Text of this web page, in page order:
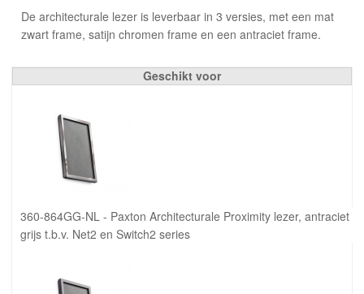
De architecturale lezer is leverbaar in 3 versies, met een mat
zwart frame, satijn chromen frame en een antraciet frame.
Geschikt voor
360-864GG-NL - Paxton Architecturale Proximity lezer, antraciet
grijs t.b.v. Net2 en Switch2 series